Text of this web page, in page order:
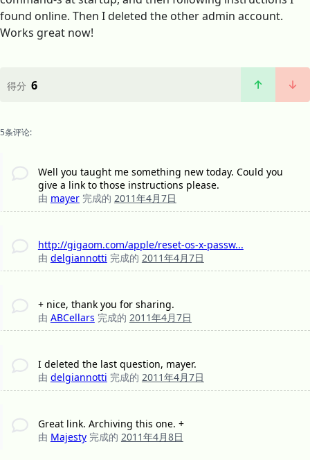
found online. Then I deleted the other admin account.
Works great now!
得分 6
5条评论:
Well you taught me something new today. Could you
give a link to those instructions please.
由 mayer 完成的 2011年4月7日
http://gigaom.com/apple/reset-os-x-passw...
由 delgiannotti 完成的 2011年4月7日
+ nice, thank you for sharing.
由 ABCellars 完成的 2011年4月7日
I deleted the last question, mayer.
由 delgiannotti 完成的 2011年4月7日
Great link. Archiving this one. +
由 Majesty 完成的 2011年4月8日